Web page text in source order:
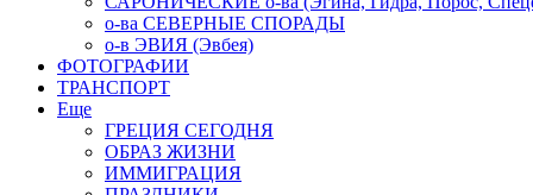
о-ва СЕВЕРНЫЕ СПОРАДЫ
о-в ЭВИЯ (Эвбея)
ФОТОГРАФИИ
ТРАНСПОРТ
Еще
ГРЕЦИЯ СЕГОДНЯ
ОБРАЗ ЖИЗНИ
ИММИГРАЦИЯ